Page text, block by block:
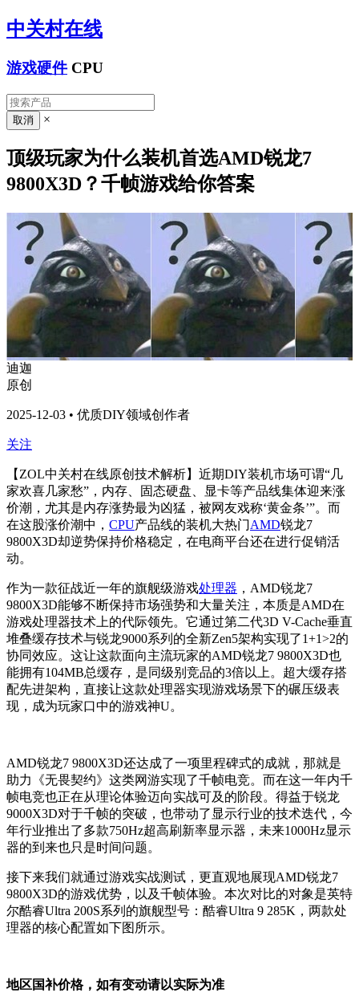
中关村在线
游戏硬件 CPU
×
顶级玩家为什么装机首选AMD锐龙7
9800X3D？千帧游戏给你答案
迪迦
原创
2025-12-03 • 优质DIY领域创作者
关注
【ZOL中关村在线原创技术解析】近期DIY装机市场可谓“几
家欢喜几家愁”，内存、固态硬盘、显卡等产品线集体迎来涨
价潮，尤其是内存涨势最为凶猛，被网友戏称‘黄金条’”。而
在这股涨价潮中， CPU产品线的装机大热门AMD锐龙7
9800X3D却逆势保持价格稳定，在电商平台还在进行促销活
动。
作为一款征战近一年的旗舰级游戏处理器 ，AMD锐龙7
9800X3D能够不断保持市场强势和大量关注，本质是AMD在
游戏处理器技术上的代际领先。它通过第二代3D V-Cache垂直
堆叠缓存技术与锐龙9000系列的全新Zen5架构实现了1+1>2的
协同效应。这让这款面向主流玩家的AMD锐龙7 9800X3D也
能拥有104MB总缓存，是同级别竞品的3倍以上。超大缓存搭
配先进架构，直接让这款处理器实现游戏场景下的碾压级表
现，成为玩家口中的游戏神U。
AMD锐龙7 9800X3D还达成了一项里程碑式的成就，那就是
助力《无畏契约》这类网游实现了千帧电竞。而在这一年内千
帧电竞也正在从理论体验迈向实战可及的阶段。得益于锐龙
9000X3D对于千帧的突破，也带动了显示行业的技术迭代，今
年行业推出了多款750Hz超高刷新率显示器，未来1000Hz显示
器的到来也只是时间问题。
接下来我们就通过游戏实战测试，更直观地展现AMD锐龙7
9800X3D的游戏优势，以及千帧体验。本次对比的对象是英特
尔酷睿Ultra 200S系列的旗舰型号：酷睿Ultra 9 285K，两款处
理器的核心配置如下图所示。
地区国补价格，如有变动请以实际为准